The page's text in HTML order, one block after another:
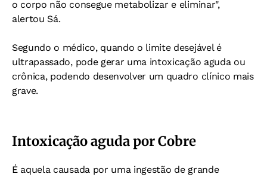
o corpo não consegue metabolizar e eliminar",
alertou Sá.
Segundo o médico, quando o limite desejável é
ultrapassado, pode gerar uma intoxicação aguda ou
crônica, podendo desenvolver um quadro clínico mais
grave.
Intoxicação aguda por Cobre
É aquela causada por uma ingestão de grande